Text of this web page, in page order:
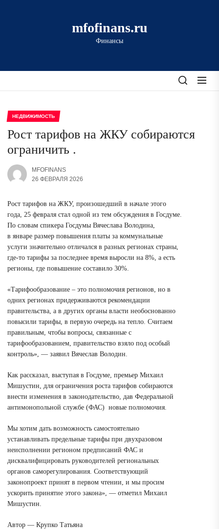
mfofinans.ru
Финансы
НЕДВИЖИМОСТЬ
Рост тарифов на ЖКУ собираются
ограничить .
MFOFINANS
26 ФЕВРАЛЯ 2026
Рост тарифов на ЖКУ, произошедший в начале этого
года, 25 февраля стал одной из тем обсуждения в Госдуме.
По словам спикера Госдумы Вячеслава Володина,
в январе размер повышения платы за коммунальные
услуги значительно отличался в разных регионах страны,
где-то тарифы за последнее время выросли на 8%, а есть
регионы, где повышение составило 30%.
«Тарифообразование – это полномочия регионов, но в
одних регионах придерживаются рекомендации
правительства, а в других органы власти необоснованно
повысили тарифы, в первую очередь на тепло. Считаем
правильным, чтобы вопросы, связанные с
тарифообразованием, правительство взяло под особый
контроль», — заявил Вячеслав Володин.
Как рассказал, выступая в Госдуме, премьер Михаил
Мишустин, для ограничения роста тарифов собираются
внести изменения в законодательство, дав Федеральной
антимонопольной службе (ФАС) новые полномочия.
Мы хотим дать возможность самостоятельно
устанавливать предельные тарифы при двухразовом
неисполнении регионом предписаний ФАС и
дисквалифицировать руководителей региональных
органов саморегулирования. Соответствующий
законопроект принят в первом чтении, и мы просим
ускорить принятие этого закона», — отметил Михаил
Мишустин.
Автор — Крупко Татьяна